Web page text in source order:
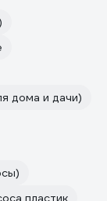
дома и дачи)
пластик